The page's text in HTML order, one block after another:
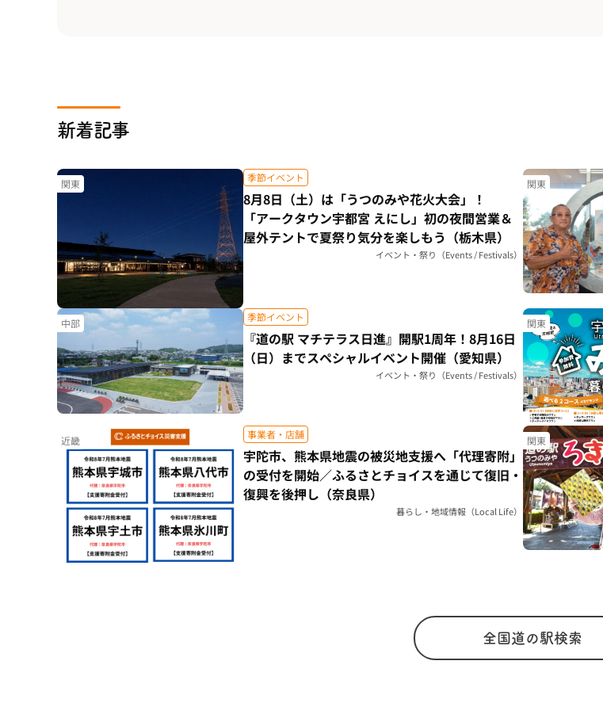
新着記事
関東 季節イベント
8月8日（土）は「うつのみや花火大会」！
「アークタウン宇都宮 えにし」初の夜間営業＆
屋外テントで夏祭り気分を楽しもう（栃木県）
イベント・祭り（Events / Festivals）
関東
中部 季節イベント
『道の駅 マチテラス日進』開駅1周年！8月16日
（日）までスペシャルイベント開催（愛知県）
イベント・祭り（Events / Festivals）
関東
近畿 事業者・店舗
宇陀市、熊本県地震の被災地支援へ「代理寄附」
の受付を開始／ふるさとチョイスを通じて復旧・
復興を後押し（奈良県）
暮らし・地域情報（Local Life）
関東
全国道の駅検索